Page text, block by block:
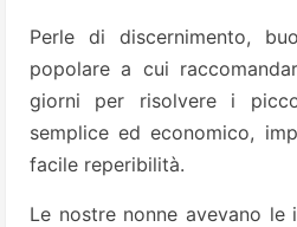
Perle di discernimento,
popolare a cui
giorni per risolvere i
semplice ed economico,
facile reperibilità.
Le nostre nonne avevano le